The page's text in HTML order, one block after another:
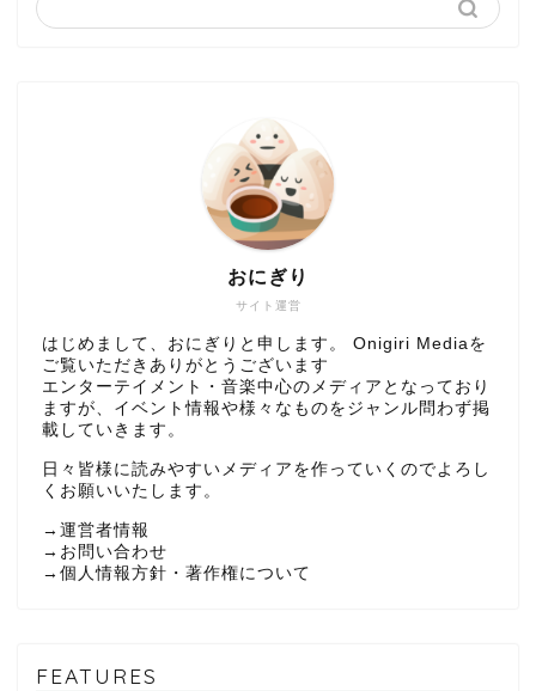
サイト運営
おにぎり
はじめまして、おにぎりと申します。 Onigiri Mediaを
ご覧いただきありがとうございます
エンターテイメント・音楽中心のメディアとなっており
ますが、イベント情報や様々なものをジャンル問わず掲
載していきます。
日々皆様に読みやすいメディアを作っていくのでよろし
くお願いいたします。
→ 運営者情報
→ お問い合わせ
→ 個人情報方針・著作権について
FEATURES